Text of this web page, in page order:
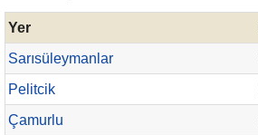
Yer
Sarısüleymanlar
Pelitcik
Çamurlu